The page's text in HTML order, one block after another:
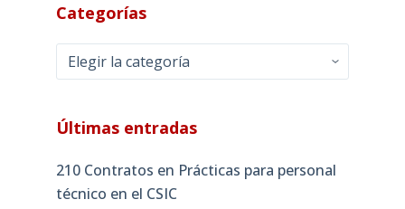
Categorías
Categorías
Últimas entradas
210 Contratos en Prácticas para personal
técnico en el CSIC